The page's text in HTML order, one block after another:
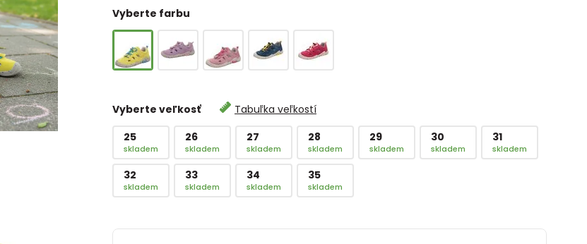
Vyberte farbu
Vyberte veľkosť
Tabuľka veľkostí
25
skladem
26
skladem
27
skladem
28
skladem
29
skladem
30
skladem
31
skladem
32
skladem
33
skladem
34
skladem
35
skladem